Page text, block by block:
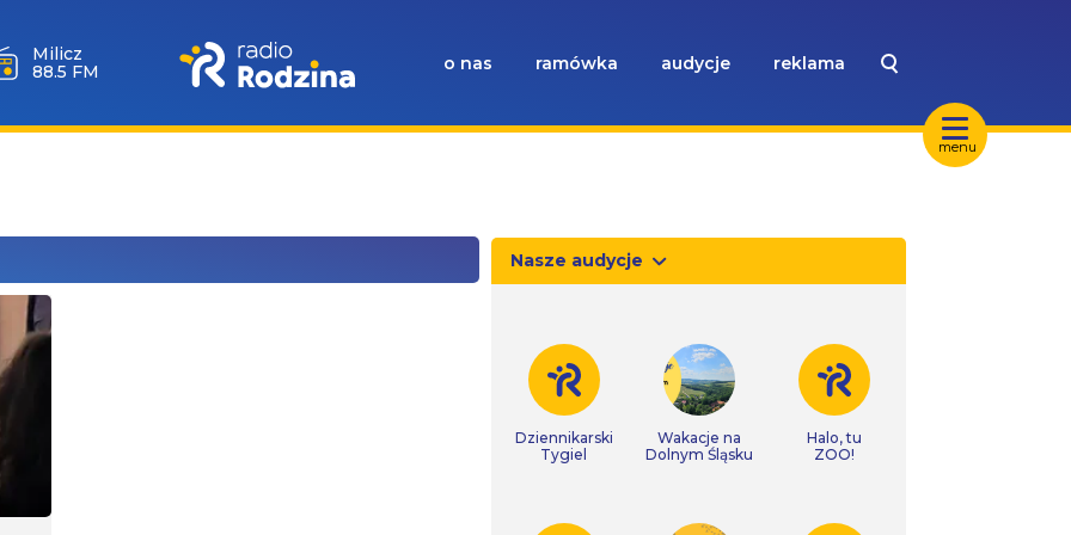
menu
Milicz
88.5 FM
o nas ramówka audycje reklama
Nasze audycje
Dziennikarski
Tygiel
Wakacje na
Dolnym Śląsku
Halo, tu
ZOO!